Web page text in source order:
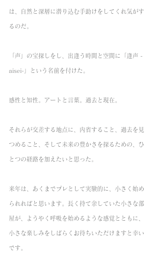
は、自然と深層に潜り込む手助けをしてくれ気がす
るのだ。
「声」の宝探しをし、出逢う時間と空間に「逢声 -
aisei-」という名前を付けた。
感性と知性。アートと言葉。過去と現在。
それらが交差する地点に、内省すること、過去を見
つめること、そして未来の豊かさを探るための、ひ
とつの経路を加えたいと思った。
来年は、あくまでプレとして実験的に、小さく始め
られればと思います。長く持て余していた小さな部
屋が、ようやく呼吸を始めるような感覚とともに、
小さな楽しみをしばらくお待ちいただけますと幸い
です。